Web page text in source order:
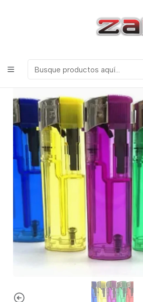
ELECTRONICOS, ROBOTICA &
Productos
ENCENDEDOR BRICKET